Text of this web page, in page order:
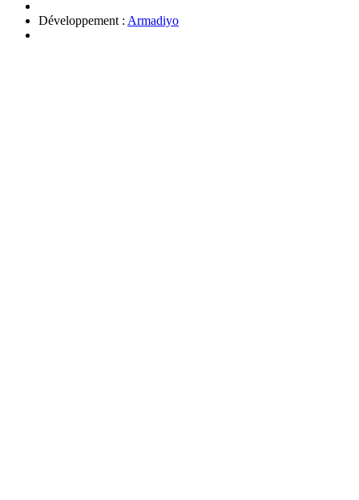
Développement : Armadiyo